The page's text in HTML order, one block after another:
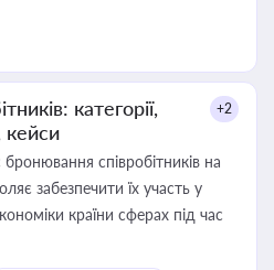
категорії,
кейси
+2
співробітників на
забезпечити їх участь у
країни сферах під час